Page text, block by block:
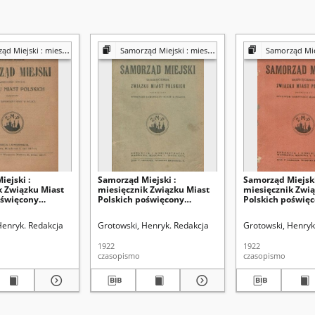
Miast Polskich poświęcony sprawom samorządu miast w Polsce
:
Związku Miast
Redakcja
Samorząd Miejski : miesięcznik Związku Miast Polskich poświęcony sprawom samorządu miast w Polsce
Samorząd Miejski :
miesięcznik Związku Miast
Polskich poświęcony
(marzec-kwiecień 1922)
Grotowski, Henryk. Redakcja
1922
czasopismo
Samorząd Miejski : miesięcznik Związku Miast Polskich
Samorząd
miesięcznik
Polskich
sierpień-
Grotowski,
1922
czasopismo